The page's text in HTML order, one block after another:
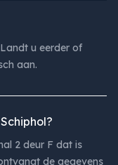
u eerder of
aan.
2 deur F dat is
de gegevens